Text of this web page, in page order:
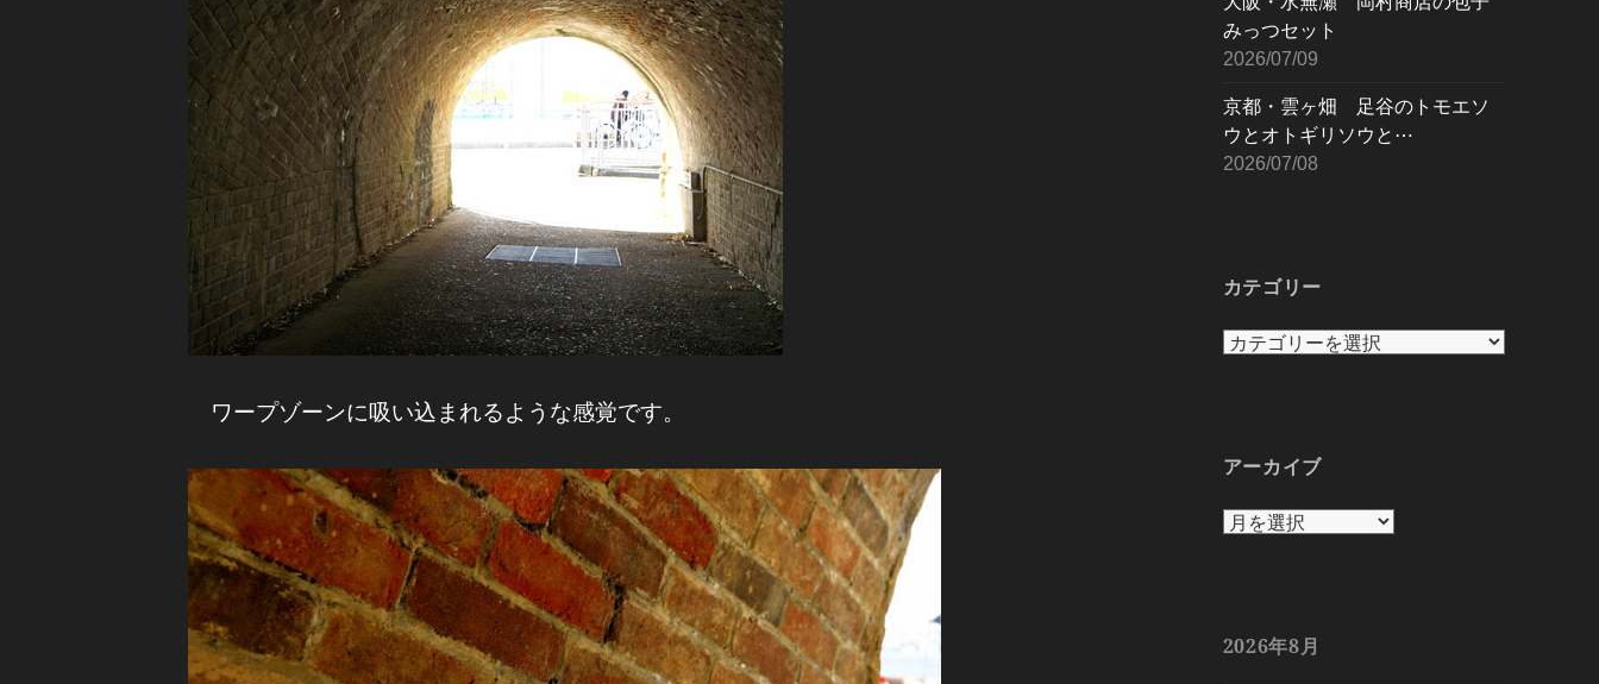
みっつセット
2026/07/09
京都・雲ヶ畑 足谷のトモエソ
ウとオトギリソウと⋯
2026/07/08
カテゴリー
カ
ー
アーカイブ
ア
ブ
2026年8月
ワープゾーンに吸い込まれるような感覚です。